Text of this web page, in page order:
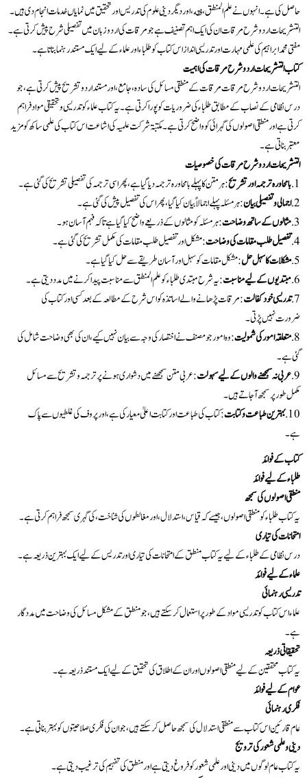
حاصل کی ہے۔ انہوں نے علم المنطق، فقه، اور دیگر دینی علوم کی تدریس اور تحقیق میں نمایاں خدمات انجام دی ہیں۔
التشریحات اردو شرح مرقات ان کی ایک اہم تصنیف ہے جو مرقات کی اردو زبان میں تفصیلی شرح پیش کرتی ہے۔
مفتی محمد ابراہیم کی علمی مہارت اور تدریسی انداز اس کتاب کو طلباء اور علماء کے لیے ایک مستند رہنما بناتا ہے۔
کتاب التشریحات اردو شرح مرقات کی اہمیت
التشریحات اردو شرح مرقات مرقات کے منطقی مسائل کی سادہ، جامع، اور مستند اردو تشریح پیش کرتی ہے، جو
درس نظامی کے نصاب کے مطابق طلباء کی ضروریات کو پورا کرتی ہے۔ یہ کتاب علماء کو تدریسی و تحقیقی مواد فراہم
کرتی ہے اور منطقی اصولوں کی گہرائی کو واضح کرتی ہے۔ مکتبۃ شرکت علمیہ کی اشاعت اس کتاب کی علمی ساکھ کو مزید
معتبر بناتی ہے۔
التشریحات اردو شرح مرقاتکی خصوصیات
بامحاورہ ترجمہ اور تشریح: ہر متن کا پہلے بامحاورہ ترجمہ دیا گیا ہے، پھر اسی ترجمہ کی تفصیلی تشریح کی گئی ہے۔
اجمالی و تفصیلی بیان: ہر مسئلہ پہلے اجمالاً بیان کیا گیا، پھر اس کی تفصیل پیش کی گئی ہے۔
مثالوں کے ساتھ وضاحت: ہر مسئلہ کو مثالوں کے ذریعے واضح کیا گیا ہے تاکہ فہم آسان ہو۔
تفصیل طلب مقامات کی وضاحت: مشکل اور تفصیل طلب مقامات کی مکمل تشریح کی گئی ہے۔
مشکلات کا سہل حل: مشکل مقامات کو سہل اور آسان طریقے سے حل کیا گیا ہے۔
مبتدیوں کے لیے مناسبت: یہ شرح مبتدی طلباء کو علم المنطق سے مناسبت پیدا کرنے میں مدد دیتی ہے۔
تدریسی خودکفالت: مرقات پڑھانے والے اساتذہ کو اس شرح کے مطالعہ کے بعد کسی اور کتاب کی
ضرورت نہیں پڑتی۔
متعلقہ امور کی شمولیت: وہ امور جو مصنف نے اختصار کی وجہ سے بیان نہیں کیے، ان کی بھی وضاحت شامل کی
گئی ہے۔
عربی نہ سمجھنے والوں کے لیے سہولت: عربی متن سمجھنے میں دشواری ہونے پر ترجمہ و تشریح سے مسائل
مکمل طور پر سمجھ آ جاتے ہیں۔
بہترین طباعت و کتابت: کتاب کی طباعت اور کتابت اعلیٰ معیار کی ہے، اور پروف کی غلطیوں سے پاک
ہے۔
کتاب کے فوائد
طلباء کے لیے فوائد
منطقی اصولوں کی سمجھ
یہ کتاب طلباء کو منطقی اصولوں، جیسے کہ قیاس، استدلال، اور مغالطوں کی شناخت، کی گہری سمجھ فراہم کرتی ہے۔
امتحانات کی تیاری
درس نظامی کے طلباء کے لیے یہ کتاب منطق کے امتحانات کی تیاری اور تدریس کے لیے ایک بہترین ذریعہ ہے۔
علماء کے لیے فوائد
تدریسی رہنمائی
علماء اس کتاب کو تدریسی مواد کے طور پر استعمال کر سکتے ہیں، جو منطق کے مشکل مسائل کی وضاحت میں مددگار
ہے۔
تحقیقاتی ذریعہ
یہ کتاب محققین کے لیے منطقی اصولوں اور ان کے اطلاق کی تحقیق کے لیے ایک مستند ذریعہ ہے۔
عوام کے لیے فوائد
فکری رہنمائی
عام قارئین اس کتاب سے منطقی استدلال کی سمجھ حاصل کر سکتے ہیں، جو ان کی فکری صلاحیتوں کو بہتر بناتی ہے۔
دینی و علمی شعور کی ترویج
یہ کتاب عام لوگوں میں دینی اور علمی شعور کو فروغ دیتی ہے اور منطق کی تفہیم کی ترغیب دیتی ہے۔